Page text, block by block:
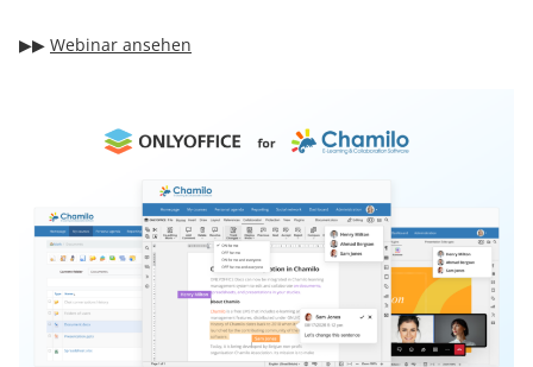
▶︎▶︎ Webinar ansehen